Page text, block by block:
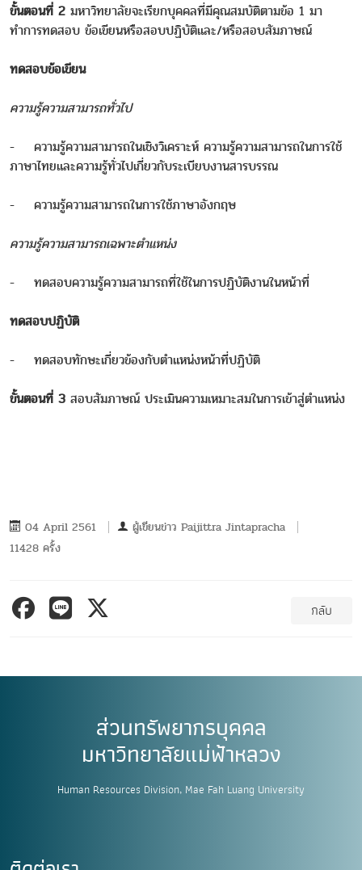
ขั้นตอนที่ 2 มหาวิทยาลัยจะเรียกบุคคลที่มีคุณสมบัติตามข้อ 1 มา
ทำการทดสอบ ข้อเขียนหรือสอบปฏิบัติและ/หรือสอบสัมภาษณ์
ทดสอบข้อเขียน
ความรู้ความสามารถทั่วไป
- ความรู้ความสามารถในเชิงวิเคราะห์ ความรู้ความสามารถในการใช้
ภาษาไทยและความรู้ทั่วไปเกี่ยวกับระเบียบงานสารบรรณ
- ความรู้ความสามารถในการใช้ภาษาอังกฤษ
ความรู้ความสามารถเฉพาะตำแหน่ง
- ทดสอบความรู้ความสามารถที่ใช้ในการปฏิบัติงานในหน้าที่
ทดสอบปฏิบัติ
- ทดสอบทักษะเกี่ยวข้องกับตำแหน่งหน้าที่ปฏิบัติ
ขั้นตอนที่ 3 สอบสัมภาษณ์ ประเมินความเหมาะสมในการเข้าสู่ตำแหน่ง
04 April 2561 ผู้เขียนข่าว Paijittra Jintapracha
11428 ครั้ง
กลับ
ส่วนทรัพยากรบุคคล
มหาวิทยาลัยแม่ฟ้าหลวง
Human Resources Division, Mae Fah Luang University